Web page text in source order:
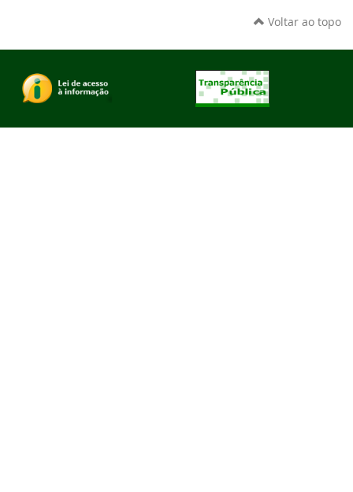
Voltar ao topo